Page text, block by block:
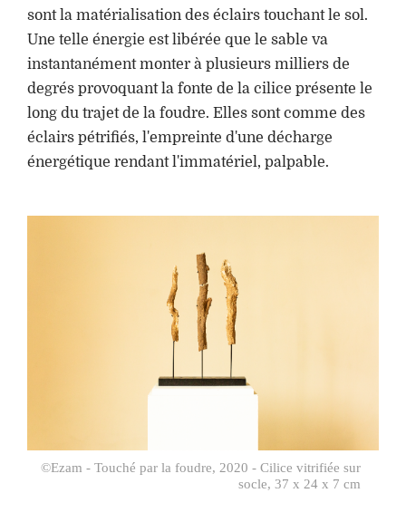
sont la matérialisation des éclairs touchant le sol.
Une telle énergie est libérée que le sable va
instantanément monter à plusieurs milliers de
degrés provoquant la fonte de la cilice présente le
long du trajet de la foudre. Elles sont comme des
éclairs pétrifiés, l'empreinte d'une décharge
énergétique rendant l'immatériel, palpable.
©Ezam - Touché par la foudre, 2020 - Cilice vitrifiée sur
socle, 37 x 24 x 7 cm